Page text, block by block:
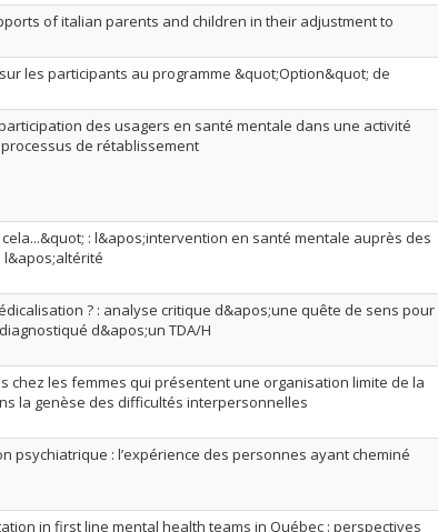
of italian parents and children in their adjustment to
les participants au programme &quot;Option&quot; de
des usagers en santé mentale dans une activité
de rétablissement
: l&apos;intervention en santé mentale auprès des
l&apos;altérité
? : analyse critique d&apos;une quête de sens pour
d&apos;un TDA/H
chez les femmes qui présentent une organisation limite de la
la genèse des difficultés interpersonnelles
psychiatrique : l’expérience des personnes ayant cheminé
in first line mental health teams in Québec : perspectives